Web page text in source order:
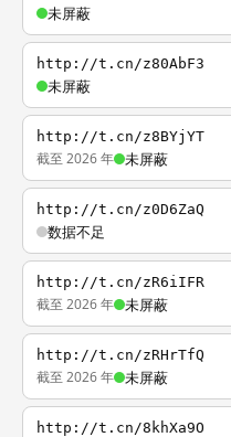
未屏蔽
http://t.cn/z80AbF3
未屏蔽
http://t.cn/z8BYjYT
截至 2026 年 未屏蔽
http://t.cn/z0D6ZaQ
数据不足
http://t.cn/zR6iIFR
截至 2026 年 未屏蔽
http://t.cn/zRHrTfQ
截至 2026 年 未屏蔽
http://t.cn/8khXa9O